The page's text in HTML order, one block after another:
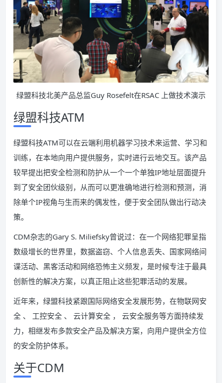
绿盟科技北美产品总监Guy Rosefelt在RSAC 上做技术演示
绿盟科技ATM
绿盟科技ATM可以在云端利用机器学习技术来运营、学习和
训练，在本地向用户提供服务，实时进行云地交互。该产品
较早提出把安全检测和防护从一个一个单独IP地址层面提升
到了安全团伙级别，从而可以更准确地进行检测和预测，消
除单个IP视角与生而来的偶发性，便于安全团队做出行动决
策。
CDM杂志的Gary S. Miliefsky曾说过：在一个网络犯罪呈指
数级增长的世界里，数据盗窃、个人信息丢失、国家网络间
谍活动、黑客活动和网络恐怖主义频发，是时候专注于最具
创新性的解决方案，以真正阻止这些犯罪活动的发展。
近年来，绿盟科技紧跟国际网络安全发展形势，在物联网安
全 、 工控安全 、 云计算安全 ， 云安全服务等方面持续发
力，相继发布多款安全产品及解决方案，向用户提供全方位
的安全防护体系。
关于CDM